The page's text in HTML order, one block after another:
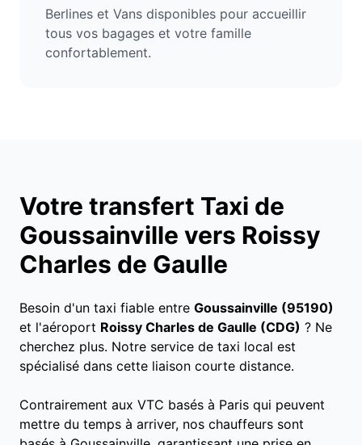
Berlines et Vans disponibles pour accueillir
tous vos bagages et votre famille
confortablement.
Votre transfert Taxi de
Goussainville vers Roissy
Charles de Gaulle
Besoin d'un taxi fiable entre Goussainville (95190)
et l'aéroport Roissy Charles de Gaulle (CDG) ? Ne
cherchez plus. Notre service de taxi local est
spécialisé dans cette liaison courte distance.
Contrairement aux VTC basés à Paris qui peuvent
mettre du temps à arriver, nos chauffeurs sont